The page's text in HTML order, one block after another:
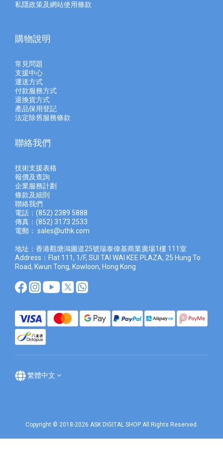
私隱政策及網站使用條款
購物說明
常見問題
支援中心
運送方式
付款服務方式
退換貨方式
產品保用登記
法定除舊服務條款
聯絡我們
技術支援表格
報價及查詢
企業服務計劃
條款及細則
聯絡我們
電話：(852) 2389 5888
傳真：(852) 3173 2533
電郵： sales@uthk.com
地址：香港觀塘鴻圖道25號瑞泰偉基商業廣場1樓 111室
Address：Flat 111, 1/F, SUI TAI WAI KEE PLAZA, 25 Hung To
Road, Kwun Tong, Kowloon, Hong Kong
繁體中文
Copyright © 2018-2026 ASK DIGITAL SHOP All Rights Reserved.